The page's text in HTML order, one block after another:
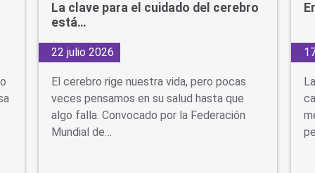
La clave para el cuidado del cerebro
está…
22 julio 2026
El cerebro rige nuestra vida, pero pocas
veces pensamos en su salud hasta que
algo falla. Convocado por la Federación
Mundial de…